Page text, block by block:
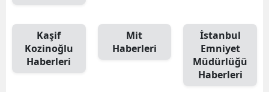
Kaşif
Kozinoğlu
Haberleri
Mit
Haberleri
İstanbul
Emniyet
Müdürlüğü
Haberleri